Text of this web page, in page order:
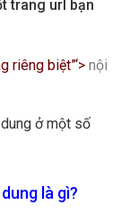
trang url bạn
riêng biệt”‘> nội
ở một số
là gì?